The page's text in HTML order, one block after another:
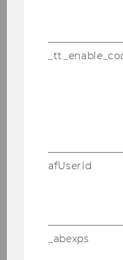
Events
Social Media
afUserId
_abexps